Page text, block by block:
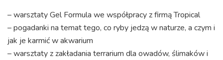
– warsztaty Gel Formula we współpracy z firmą Tropical
– pogadanki na temat tego, co ryby jedzą w naturze, a czym i
jak je karmić w akwarium
– warsztaty z zakładania terrarium dla owadów, ślimaków i